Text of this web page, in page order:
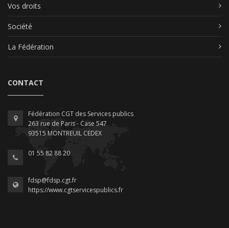
Vos droits
Société
La Fédération
CONTACT
Fédération CGT des Services publics
263 rue de Paris - Case 547
93515 MONTREUIL CEDEX
01 55 82 88 20
fdsp@fdsp.cgt.fr
https://www.cgtservicespublics.fr